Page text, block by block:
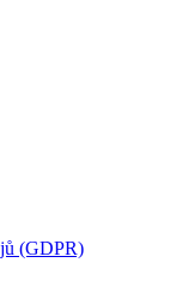
(GDPR)